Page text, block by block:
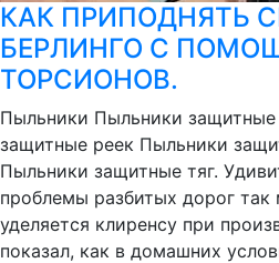
КАК ПРИПОДНЯТЬ
БЕРЛИНГО С
ТОРСИОНОВ.
Пыльники Пыльники
защитные реек Пыльники
Пыльники защитные тяг.
проблемы разбитых дорог
уделяется клиренсу при
показал, как в домашних